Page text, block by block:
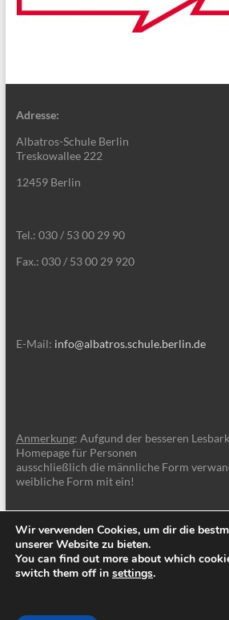
Adresse:
Albatros-Schule Berlin
Treskowallee 222
12459 Berlin
Tel.: 030 / 53 00 29 90
Fax.: 030 / 53 00 29 920
E-Mail: info@albatros.schule.berlin.de
Anmerkung: Aufgund der besseren
Homepage für Personen
ausschließlich die männliche Form
weibliche Form mit ein!
Wir verwenden Cookies, um dir die
unserer Website zu bieten.
You can find out more about which
switch them off in settings.